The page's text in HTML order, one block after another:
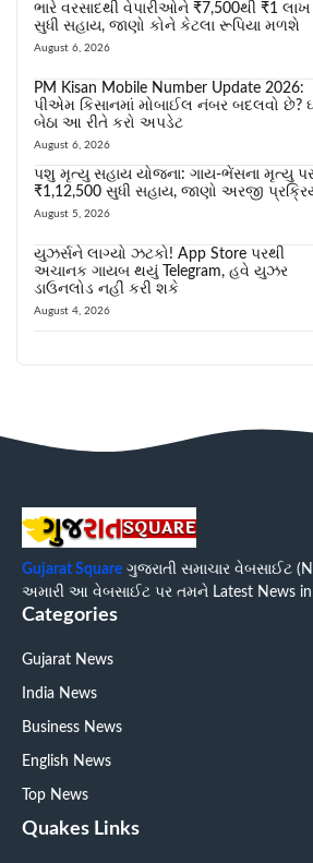
ભારે વરસાદથી વેપારીઓને ₹7,500થી ₹1 લાખ
સુધી સહાય, જાણો કોને કેટલા રૂપિયા મળશે
August 6, 2026
PM Kisan Mobile Number Update 2026:
પીએમ કિસાનમાં મોબાઈલ નંબર બદલવો છે?
બેઠા આ રીતે કરો અપડેટ
August 6, 2026
પશુ મૃત્યુ સહાય યોજના: ગાય-ભેંસના મૃત્યુ
₹1,12,500 સુધી સહાય, જાણો અરજી
August 5, 2026
યુઝર્સને લાગ્યો ઝટકો! App Store પરથી
અચાનક ગાયબ થયું Telegram, હવે યુઝર
ડાઉનલોડ નહીં કરી શકે
August 4, 2026
Gujarat Square ગુજરાતી સમાચાર વેબસાઈટ
અમારી આ વેબસાઈટ પર તમને Latest News
Categories
Gujarat News
India News
Business News
English News
Top News
Quakes Links